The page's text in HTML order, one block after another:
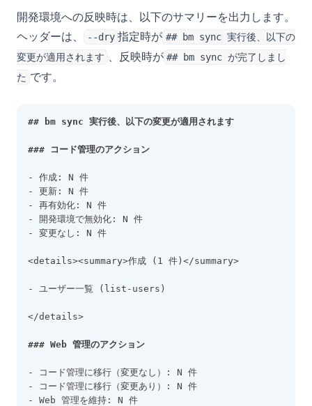
開発環境への反映時は、以下のサマリーを出力します。
ヘッダーは、
--dry 指定時が ## bm sync 実行後、以下の
変更が適用されます 、反映時が ## bm sync が完了しまし
た です。
## bm sync 実行後、以下の変更が適用されます
### コード管理のアクション
- 作成: N 件
- 更新: N 件
- 再有効化: N 件
- 開発環境で無効化: N 件
- 変更なし: N 件
<details><summary>作成 (1 件)</summary>
- ユーザー一覧 (list-users)
</details>
### Web 管理のアクション
- コード管理に移行（変更なし）: N 件
- コード管理に移行（変更あり）: N 件
- Web 管理を維持: N 件